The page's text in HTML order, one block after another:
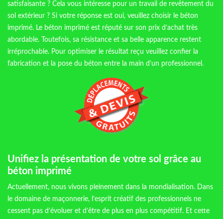
satisfaisante ? Cela vous intéresse pour un travail de revêtement du
sol extérieur ? Si votre réponse est oui, veuillez choisir le béton
imprimé. Le béton imprimé est réputé sur son prix d’achat très
abordable. Toutefois, sa résistance et sa belle apparence restent
irréprochable. Pour optimiser le résultat reçu veuillez confier la
fabrication et la pose du béton entre la main d’un professionnel.
Unifiez la présentation de votre sol grâce au
béton imprimé
Actuellement, nous vivons pleinement dans la mondialisation. Dans
le domaine de maçonnerie, l’esprit créatif des professionnels ne
cessent pas d’évoluer et d’être de plus en plus compétitif. Et cette